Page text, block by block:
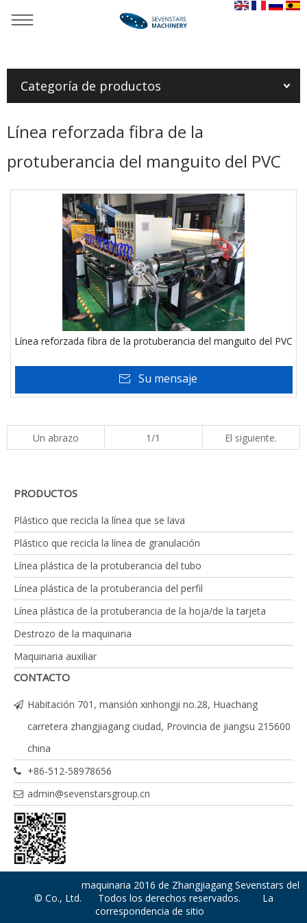
Categoría de productos
Línea reforzada fibra de la
protuberancia del manguito del PVC
Línea reforzada fibra de la protuberancia del manguito del PVC
Su mensaje
Un abrazo 1/1 El siguiente.
PRODUCTOS
Plástico que recicla la línea que se lava
Plástico que recicla la línea de granulación
Línea plástica de la protuberancia del tubo
Línea plástica de la protuberancia del perfil
Línea plástica de la protuberancia de la hoja/de la tarjeta
Destrozo de la maquinaria
Maquinaria auxiliar
CONTACTO
Habitación 701, mansión xinhongji no.28, Huachang
carretera zhangjiagang ciudad, Provincia de jiangsu 215600
china
+86-512-58978656
admin@sevenstarsgroup.cn
maquinaria 2016 de Zhangjiagang Sevenstars del
© Co., Ltd. Todos los derechos reservados. La
correspondencia de sitio